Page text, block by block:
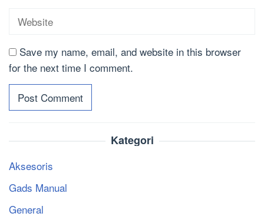
Save my name, email, and website in this browser
for the next time I comment.
Kategori
Aksesoris
Gads Manual
General